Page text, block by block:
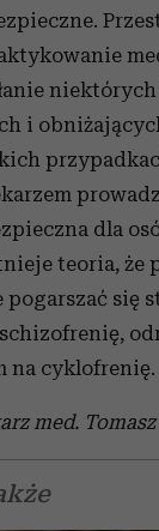
niektórych
i
dla
teoria, że
się
na cyklofrenię.
med.